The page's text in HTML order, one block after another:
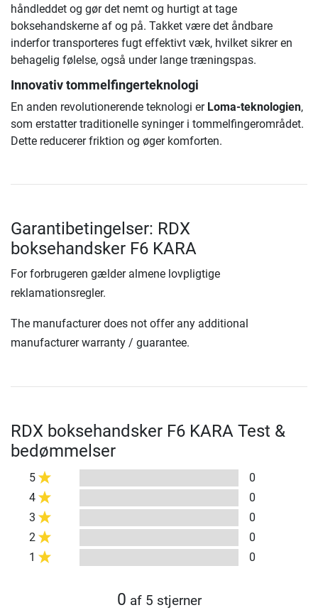
håndleddet og gør det nemt og hurtigt at tage
boksehandskerne af og på. Takket være det åndbare
inderfor transporteres fugt effektivt væk, hvilket sikrer en
behagelig følelse, også under lange træningspas.
Innovativ tommelfingerteknologi
En anden revolutionerende teknologi er Loma-teknologien,
som erstatter traditionelle syninger i tommelfingerområdet.
Dette reducerer friktion og øger komforten.
Garantibetingelser: RDX
boksehandsker F6 KARA
For forbrugeren gælder almene lovpligtige
reklamationsregler.
The manufacturer does not offer any additional
manufacturer warranty / guarantee.
RDX boksehandsker F6 KARA Test &
bedømmelser
5
0
4
0
3
0
2
0
1
0
0 af 5 stjerner